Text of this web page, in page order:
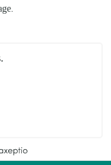
joli bouquet, très